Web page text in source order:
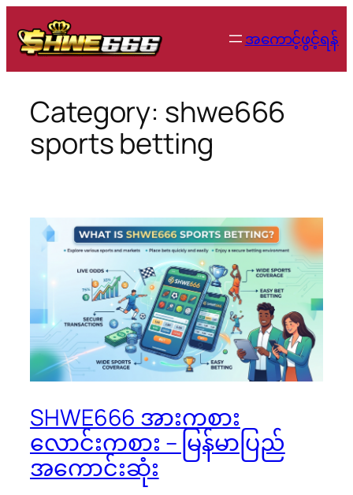
to
content
အကောင့်ဖွင့်ရန်
Category: shwe666
sports betting
SHWE666 အားကစား
လောင်းကစား – မြန်မာပြည်
အကောင်းဆုံး